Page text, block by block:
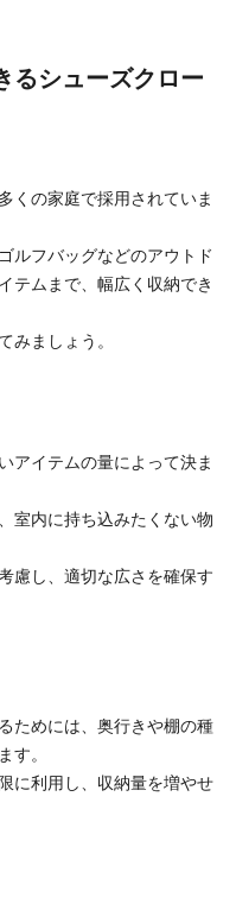
るシューズクロー
くの家庭で採用されていま
ルフバッグなどのアウトド
テムまで、幅広く収納でき
みましょう。
アイテムの量によって決ま
室内に持ち込みたくない物
慮し、適切な広さを確保す
ためには、奥行きや棚の種
す。
に利用し、収納量を増やせ